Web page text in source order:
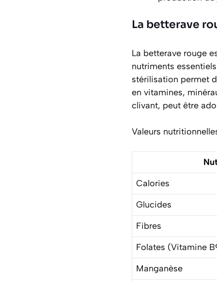
La betterave
La betterave rouge
nutriments
stérilisation permet
en vitamines,
clivant, peut être
Valeurs
Calories
Glucides
Fibres
Folates (Vitamine
Manganèse